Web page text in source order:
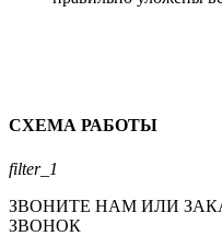
СХЕМА РАБОТЫ
filter_1
ЗВОНИТЕ НАМ ИЛИ
ЗВОНОК